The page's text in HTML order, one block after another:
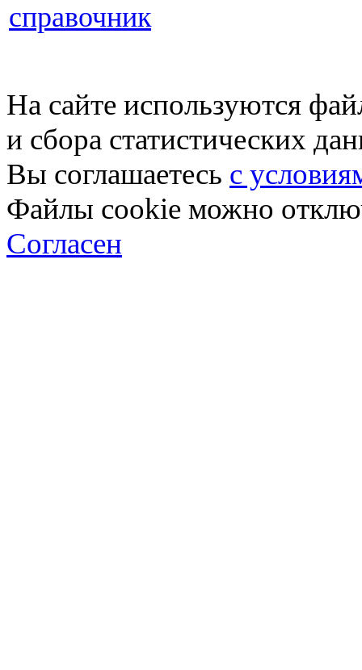
справочник
На сайте используются
и сбора статистических
Вы соглашаетесь с
Файлы cookie можно
Согласен